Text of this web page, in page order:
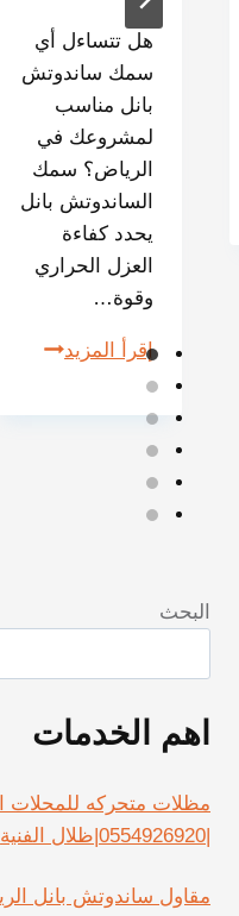
هل تتساءل أي
سمك ساندوتش
بانل مناسب
لمشروعك في
الرياض؟ سمك
الساندوتش بانل
يحدد كفاءة
العزل الحراري
وقوة…
إقرأ المزيد
البحث
اهم الخدمات
مظلات متحركه للمحلات
|0554926920|ظلال الفنية